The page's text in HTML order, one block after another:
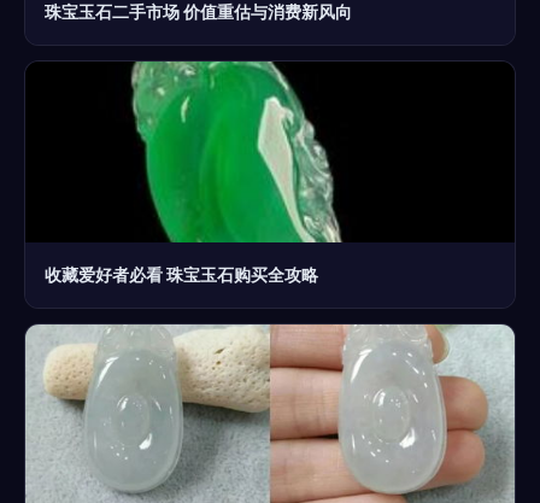
珠宝玉石二手市场 价值重估与消费新风向
收藏爱好者必看 珠宝玉石购买全攻略